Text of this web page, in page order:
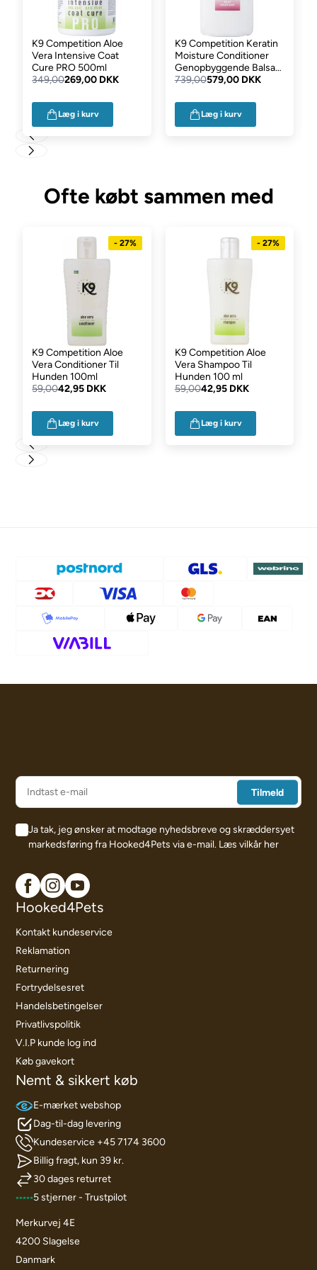
Steralkoniumchlorid, D-Panthenol, Hydrolyseret hvedeprotein,
Natrium PCA, Polydimethylsiloxan, Parfume,
Konserveringsmidler.
Du kan også finde dette produkt her på vores shop i en bøtte
K9 Competition Aloe
Vera Intensive Coat
Cure PRO 500ml
349,00269,00 DKK
Læg i kurv
K9 Competition Keratin
Moisture Conditioner
Genopbyggende Balsam
2,7L
739,00579,00 DKK
Læg i kurv
Ofte købt sammen med
- 27%
K9 Competition Aloe
Vera Conditioner Til
Hunden 100ml
59,0042,95 DKK
Læg i kurv
- 27%
K9 Competition Aloe
Vera Shampoo Til
Hunden 100 ml
59,0042,95 DKK
Læg i kurv
Ja tak, jeg ønsker at modtage nyhedsbreve og skræddersyet
markedsføring fra Hooked4Pets via e-mail. Læs vilkår her
Hooked4Pets
Kontakt kundeservice
Reklamation
Returnering
Fortrydelsesret
Handelsbetingelser
Privatlivspolitik
V.I.P kunde log ind
Køb gavekort
Nemt & sikkert køb
E-mærket webshop
Dag-til-dag levering
Kundeservice +45 7174 3600
Billig fragt, kun 39 kr.
30 dages returret
5 stjerner - Trustpilot
Merkurvej 4E
4200 Slagelse
Danmark